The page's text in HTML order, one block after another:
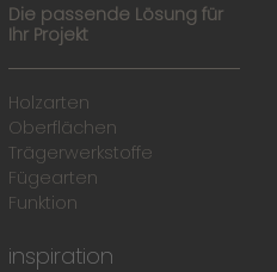
Die passende Lösung für
Ihr Projekt
Holzarten
Oberflächen
Trägerwerkstoffe
Fügearten
Funktion
inspiration